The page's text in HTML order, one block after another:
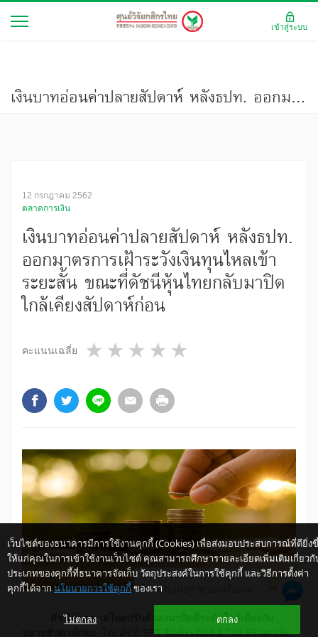
เงินบาทอ่อนค่าปลายสัปดาห์ หลังธปท. ออกมาตรการเฝ้าระวังเงินทุนไหลเข้าระยะสั้น ขณะที่ดัชนีหุ้นไทยกลับมาปิดใกล้เคียงสัปดาห์ก่อน
12 กรกฎาคม 2562
ตลาดการเงิน
เงินบาทอ่อนค่าปลายสัปดาห์ หลังธปท.
ออกมาตรการเฝ้าระวังเงินทุนไหลเข้า
ระยะสั้น ขณะที่ดัชนีหุ้นไทยกลับมาปิด
ใกล้เคียงสัปดาห์ก่อน
คะแนนเฉลี่ย 4 stars
3 stars
2 stars
1 star
​​ดัชนีหุ้นตลาดไทยปรับตัวลงมาปิดที่ระดับใกล้เคียงกับ
โดยดัชนี SET ปิดที่ระดับที่ 1,731.59 จุด เพิ่ม
เว็บไซต์ของธนาคารมีการใช้งานคุกกี้ (Cookies) เพื่อส่งมอบประสบการณ์ที่ดียิ่ง
ให้แก่คุณในการเข้าใช้งานเว็บไซต์ คุณสามารถศึกษารายละเอียดเพิ่มเติมเกี่ยวกั
ประเภทของคุกกี้ที่ธนาคารจัดเก็บ วัตถุประสงค์ในการใช้คุกกี้ และวิธีการตั้งค่า
คุกกี้ได้จากนโยบายการใช้คุกกี้ของเรา
ไม่ตกลง ตกลง
เข้าสู่ระบบ
ให้ K-Buddy ช่วยเหลือคุณ